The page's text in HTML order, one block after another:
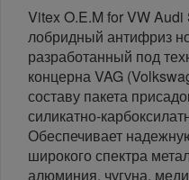
Vitex O.E.M for VW
лобридный антифриз
разработанный под
концерна VAG
составу пакета
силикатно-
Обеспечивает
широкого спектра
алюминия, чугуна,